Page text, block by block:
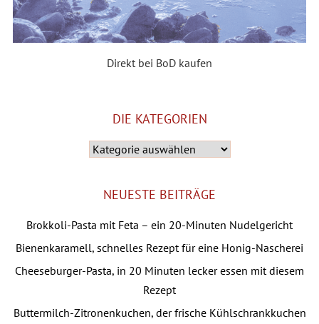
Direkt bei BoD kaufen
DIE KATEGORIEN
NEUESTE BEITRÄGE
Brokkoli-Pasta mit Feta – ein 20-Minuten Nudelgericht
Bienenkaramell, schnelles Rezept für eine Honig-Nascherei
Cheeseburger-Pasta, in 20 Minuten lecker essen mit diesem
Rezept
Buttermilch-Zitronenkuchen, der frische Kühlschrankkuchen